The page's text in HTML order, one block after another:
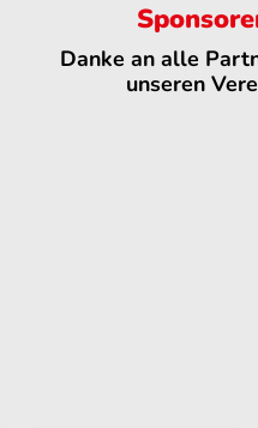
Danke an alle
unseren